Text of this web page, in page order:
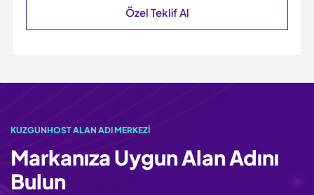
Özel Teklif Al
KUZGUNHOST ALAN ADI MERKEZI
Markanıza Uygun Alan Adını
Bulun